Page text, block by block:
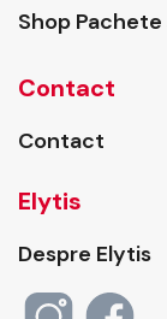
Shop
Contact
Contact
Elytis
Despre Elytis